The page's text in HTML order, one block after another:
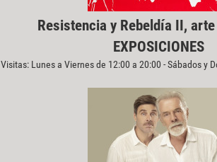
Resistencia y Rebeldía II,
EXPOSICIONES
Visitas: Lunes a Viernes de 12:00 a 20:00 - Sábados y